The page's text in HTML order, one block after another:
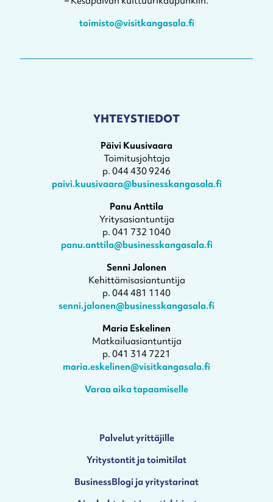
toimisto@visitkangasala.fi
YHTEYSTIEDOT
Päivi Kuusivaara
Toimitusjohtaja
p. 044 430 9246
paivi.kuusivaara@businesskangasala.fi
Panu Anttila
Yritysasiantuntija
p. 041 732 1040
panu.anttila@businesskangasala.fi
Senni Jalonen
Kehittämisasiantuntija
p. 044 481 1140
senni.jalonen@businesskangasala.fi
Maria Eskelinen
Matkailuasiantuntija
p. 041 314 7221
maria.eskelinen@visitkangasala.fi
Varaa aika tapaamiselle
Palvelut yrittäjille
Yritystontit ja toimitilat
BusinessBlogi ja yritystarinat